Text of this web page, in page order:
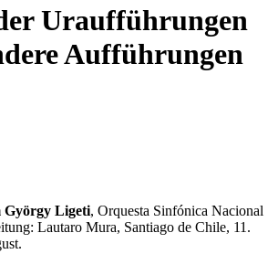
Uraufführungen
Aufführungen
György Ligeti, Orquesta Sinfónica Nacional
Lautaro Mura, Santiago de Chile, 11.